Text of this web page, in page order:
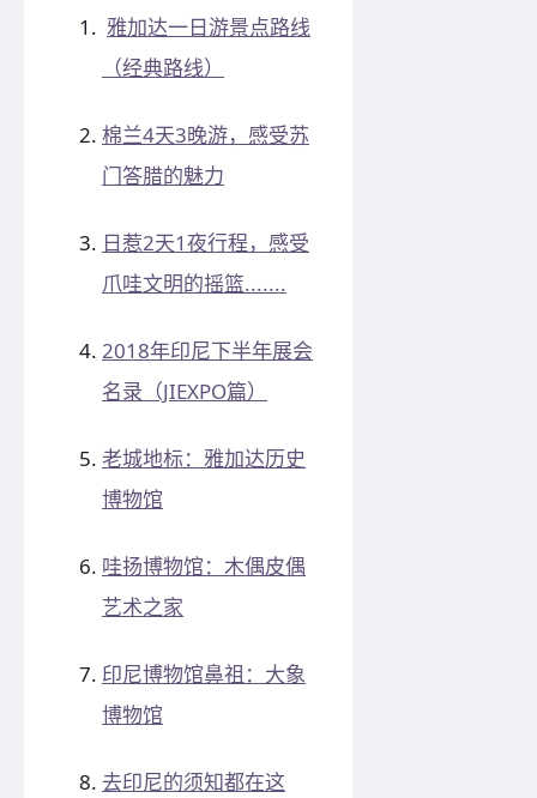
雅加达一日游景点路线
（经典路线）
棉兰4天3晚游，感受苏
门答腊的魅力
日惹2天1夜行程，感受
爪哇文明的摇篮.......
2018年印尼下半年展会
名录（JIEXPO篇）
老城地标：雅加达历史
博物馆
哇扬博物馆：木偶皮偶
艺术之家
印尼博物馆鼻祖：大象
博物馆
去印尼的须知都在这